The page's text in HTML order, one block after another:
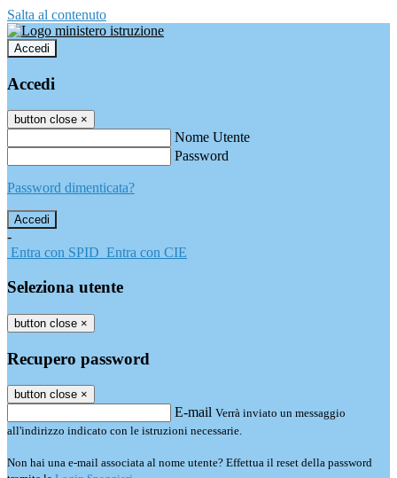
Salta al contenuto
Accedi
Accedi
button close ×
Nome Utente
Password
Password dimenticata?
-
Entra con SPID Entra con CIE
Seleziona utente
button close ×
Recupero password
button close ×
E-mail Verrà inviato un messaggio
all'indirizzo indicato con le istruzioni necessarie.
Non hai una e-mail associata al nome utente? Effettua il reset della password